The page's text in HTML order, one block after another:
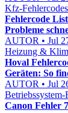
Kfz-Fehlercodes
Fehlercode
Probleme
AUTOR • Jul
Heizung &
Hoval
Geräten: So
AUTOR • Jul
Betriebssystem-
Canon Fehler